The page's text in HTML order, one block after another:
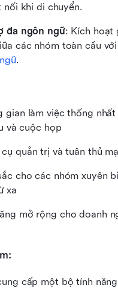
nối khi di chuyển.
đa ngôn ngữ: Kích hoạt
các nhóm toàn cầu
.
gian làm việc thống
và cuộc họp
quản trị và tuân thủ
cho các nhóm xuyên
xa
mở rộng cho doanh
cấp một bộ tính